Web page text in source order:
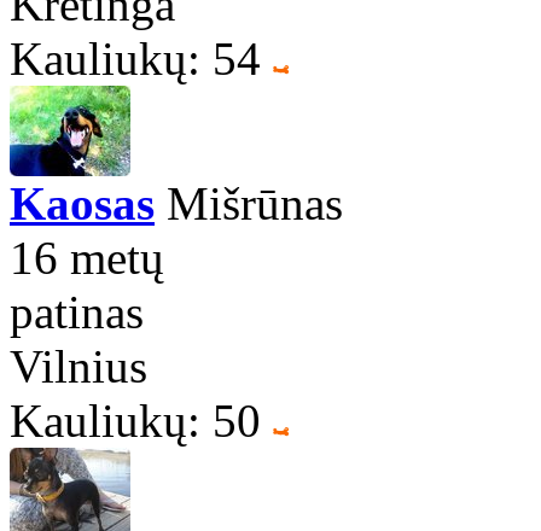
Kauliukų: 54
Kaosas Mišrūnas
16 metų
patinas
Vilnius
Kauliukų: 50